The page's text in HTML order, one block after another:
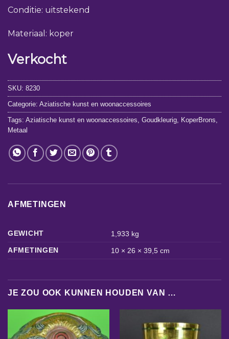
Conditie: uitstekend
Materiaal: koper
Verkocht
SKU: 8230
Categorie: Aziatische kunst en woonaccessoires
Tags: Aziatische kunst en woonaccessoires, Goudkleurig, KoperBrons,
Metaal
AFMETINGEN
GEWICHT
1,933 kg
AFMETINGEN
10 × 26 × 39,5 cm
JE ZOU OOK KUNNEN HOUDEN VAN …